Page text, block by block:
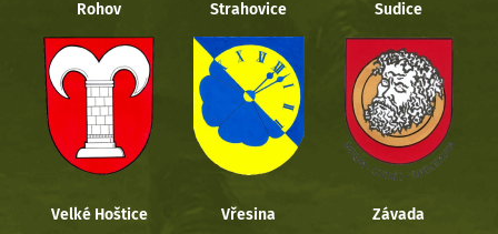
Rohov Strahovice Sudice
Velké Hoštice Vřesina Závada